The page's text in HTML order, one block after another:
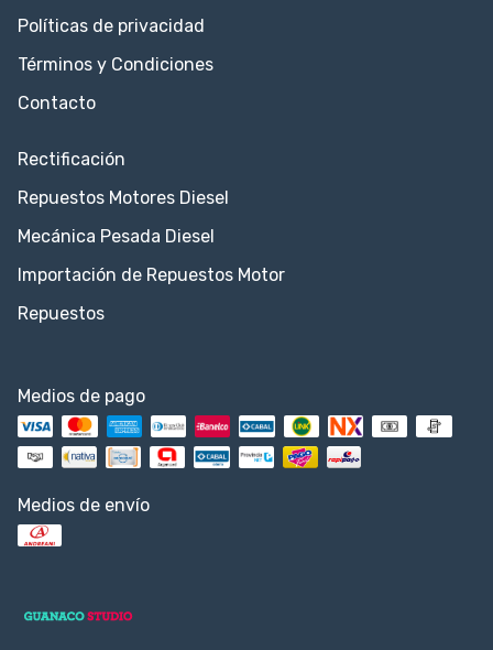
Políticas de privacidad
Términos y Condiciones
Contacto
Rectificación
Repuestos Motores Diesel
Mecánica Pesada Diesel
Importación de Repuestos Motor
Repuestos
Medios de pago
Medios de envío